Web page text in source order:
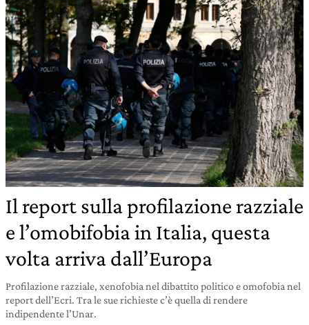
Il report sulla profilazione razziale
e l’omobifobia in Italia, questa
volta arriva dall’Europa
Profilazione razziale, xenofobia nel dibattito politico e omofobia nel
report dell’Ecri. Tra le sue richieste c’è quella di rendere
indipendente l’Unar.